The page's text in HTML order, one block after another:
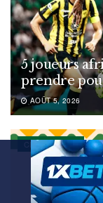
5 joueurs
prendre
AOÛT 5, 2026
CLASSEMENT